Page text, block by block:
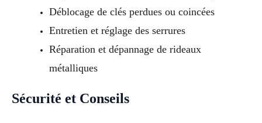
Déblocage de clés perdues ou coincées
Entretien et réglage des serrures
Réparation et dépannage de rideaux
métalliques
Sécurité et Conseils